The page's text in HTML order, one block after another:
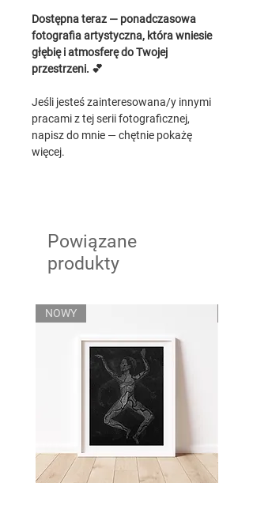
Dostępna teraz — ponadczasowa
fotografia artystyczna, która wniesie
głębię i atmosferę do Twojej
przestrzeni. 💕
Jeśli jesteś zainteresowana/y innymi
pracami z tej serii fotograficznej,
napisz do mnie — chętnie pokażę
więcej.
Powiązane
produkty
NOWY